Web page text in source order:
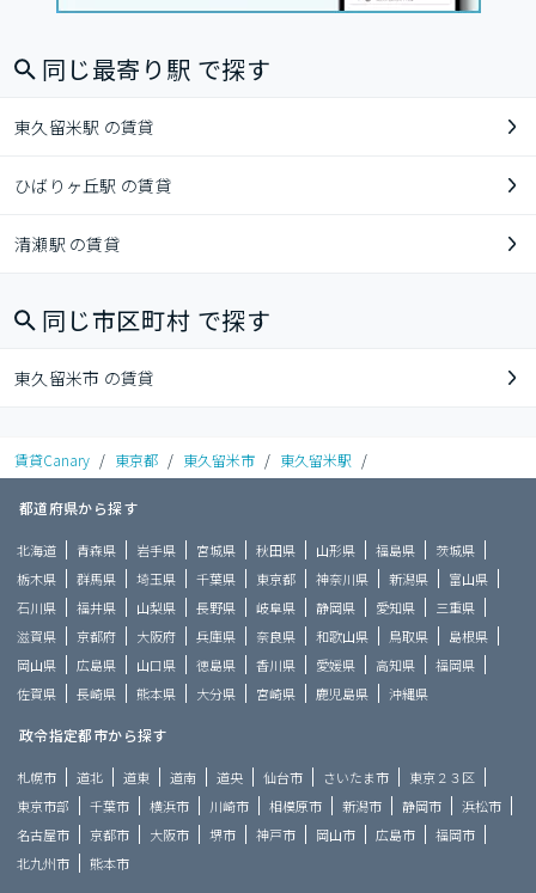
同じ最寄り駅 で探す
東久留米駅 の賃貸
ひばりヶ丘駅 の賃貸
清瀬駅 の賃貸
同じ市区町村 で探す
東久留米市 の賃貸
賃貸Canary / 東京都 / 東久留米市 / 東久留米駅 /
都道府県から探す
北海道 青森県 岩手県 宮城県 秋田県 山形県 福島県
茨城県
栃木県
群馬県 埼玉県 千葉県 東京都 神奈川県 新潟県
富山県
石川県
福井県 山梨県 長野県 岐阜県 静岡県 愛知県
三重県
滋賀県
京都府 大阪府 兵庫県 奈良県 和歌山県 鳥取県
島根県
岡山県
広島県 山口県 徳島県 香川県 愛媛県 高知県
福岡県
佐賀県
長崎県 熊本県 大分県 宮崎県 鹿児島県 沖縄県
政令指定都市から探す
札幌市 道北 道東 道南 道央 仙台市 さいたま市
東京２３区
東京市部
千葉市 横浜市 川崎市 相模原市 新潟市 静岡市
浜松市
名古屋市
京都市 大阪市 堺市 神戸市 岡山市 広島市
福岡市
北九州市
熊本市